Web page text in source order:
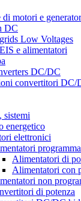
di motori e
DC
Low Voltages
e alimentatori
DC/DC
convertitori DC/
sistemi
energetico
elettronici
Alimentatori di
Alimentatori con
non
di potenza